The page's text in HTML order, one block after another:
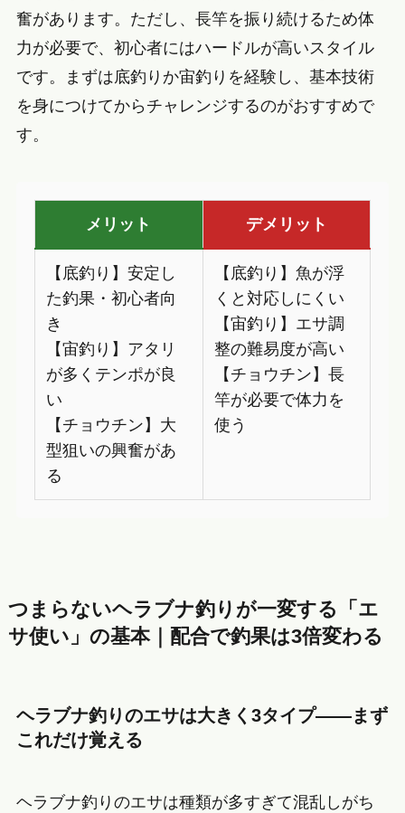
奮があります。ただし、長竿を振り続けるため体
力が必要で、初心者にはハードルが高いスタイル
です。まずは底釣りか宙釣りを経験し、基本技術
を身につけてからチャレンジするのがおすすめで
す。
メリット デメリット
【底釣り】安定し
た釣果・初心者向
き
【宙釣り】アタリ
が多くテンポが良
い
【チョウチン】大
型狙いの興奮があ
る
【底釣り】魚が浮
くと対応しにくい
【宙釣り】エサ調
整の難易度が高い
【チョウチン】長
竿が必要で体力を
使う
つまらないヘラブナ釣りが一変する「エ
サ使い」の基本｜配合で釣果は3倍変わる
ヘラブナ釣りのエサは大きく3タイプ——まず
これだけ覚える
ヘラブナ釣りのエサは種類が多すぎて混乱しがち